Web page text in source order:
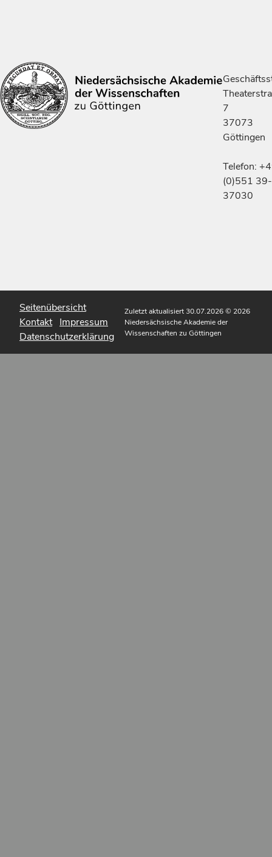
7
37073
Göttingen
Telefon:
(0)551 39-
37030
Seitenübersicht
Kontakt Impressum
Datenschutzerklärung
Zuletzt aktualisiert 30.07.2026© 2026
Niedersächsische Akademie der
Wissenschaften zu Göttingen